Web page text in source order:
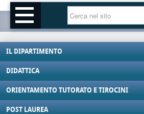
IL DIPARTIMENTO
DIDATTICA
ORIENTAMENTO TUTORATO E TIROCINI
POST LAUREA